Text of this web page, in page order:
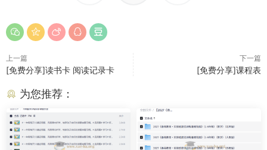
上一篇
[免费分享]读书卡 阅读记录卡
下一篇
[免费分享]课程表
为您推荐：